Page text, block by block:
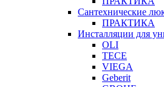
Сантехнические
ПРАКТИКА
Инсталляции для
OLI
TECE
VIEGA
Geberit